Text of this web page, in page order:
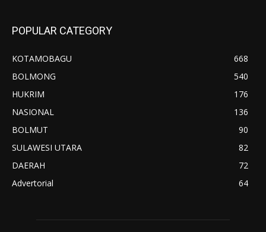
POPULAR CATEGORY
KOTAMOBAGU
668
BOLMONG
540
HUKRIM
176
NASIONAL
136
BOLMUT
90
SULAWESI UTARA
82
DAERAH
72
Advertorial
64